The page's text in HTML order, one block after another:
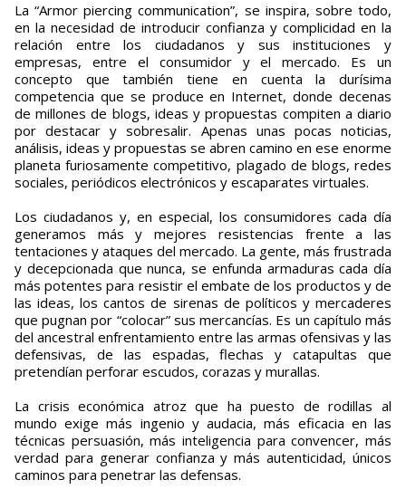
La “Armor piercing communication”, se inspira, sobre todo,
en la necesidad de introducir confianza y complicidad en la
relación entre los ciudadanos y sus instituciones y
empresas, entre el consumidor y el mercado. Es un
concepto que también tiene en cuenta la durísima
competencia que se produce en Internet, donde decenas
de millones de blogs, ideas y propuestas compiten a diario
por destacar y sobresalir. Apenas unas pocas noticias,
análisis, ideas y propuestas se abren camino en ese enorme
planeta furiosamente competitivo, plagado de blogs, redes
sociales, periódicos electrónicos y escaparates virtuales.
Los ciudadanos y, en especial, los consumidores cada día
generamos más y mejores resistencias frente a las
tentaciones y ataques del mercado. La gente, más frustrada
y decepcionada que nunca, se enfunda armaduras cada día
más potentes para resistir el embate de los productos y de
las ideas, los cantos de sirenas de políticos y mercaderes
que pugnan por “colocar” sus mercancías. Es un capítulo más
del ancestral enfrentamiento entre las armas ofensivas y las
defensivas, de las espadas, flechas y catapultas que
pretendían perforar escudos, corazas y murallas.
La crisis económica atroz que ha puesto de rodillas al
mundo exige más ingenio y audacia, más eficacia en las
técnicas persuasión, más inteligencia para convencer, más
verdad para generar confianza y más autenticidad, únicos
caminos para penetrar las defensas.